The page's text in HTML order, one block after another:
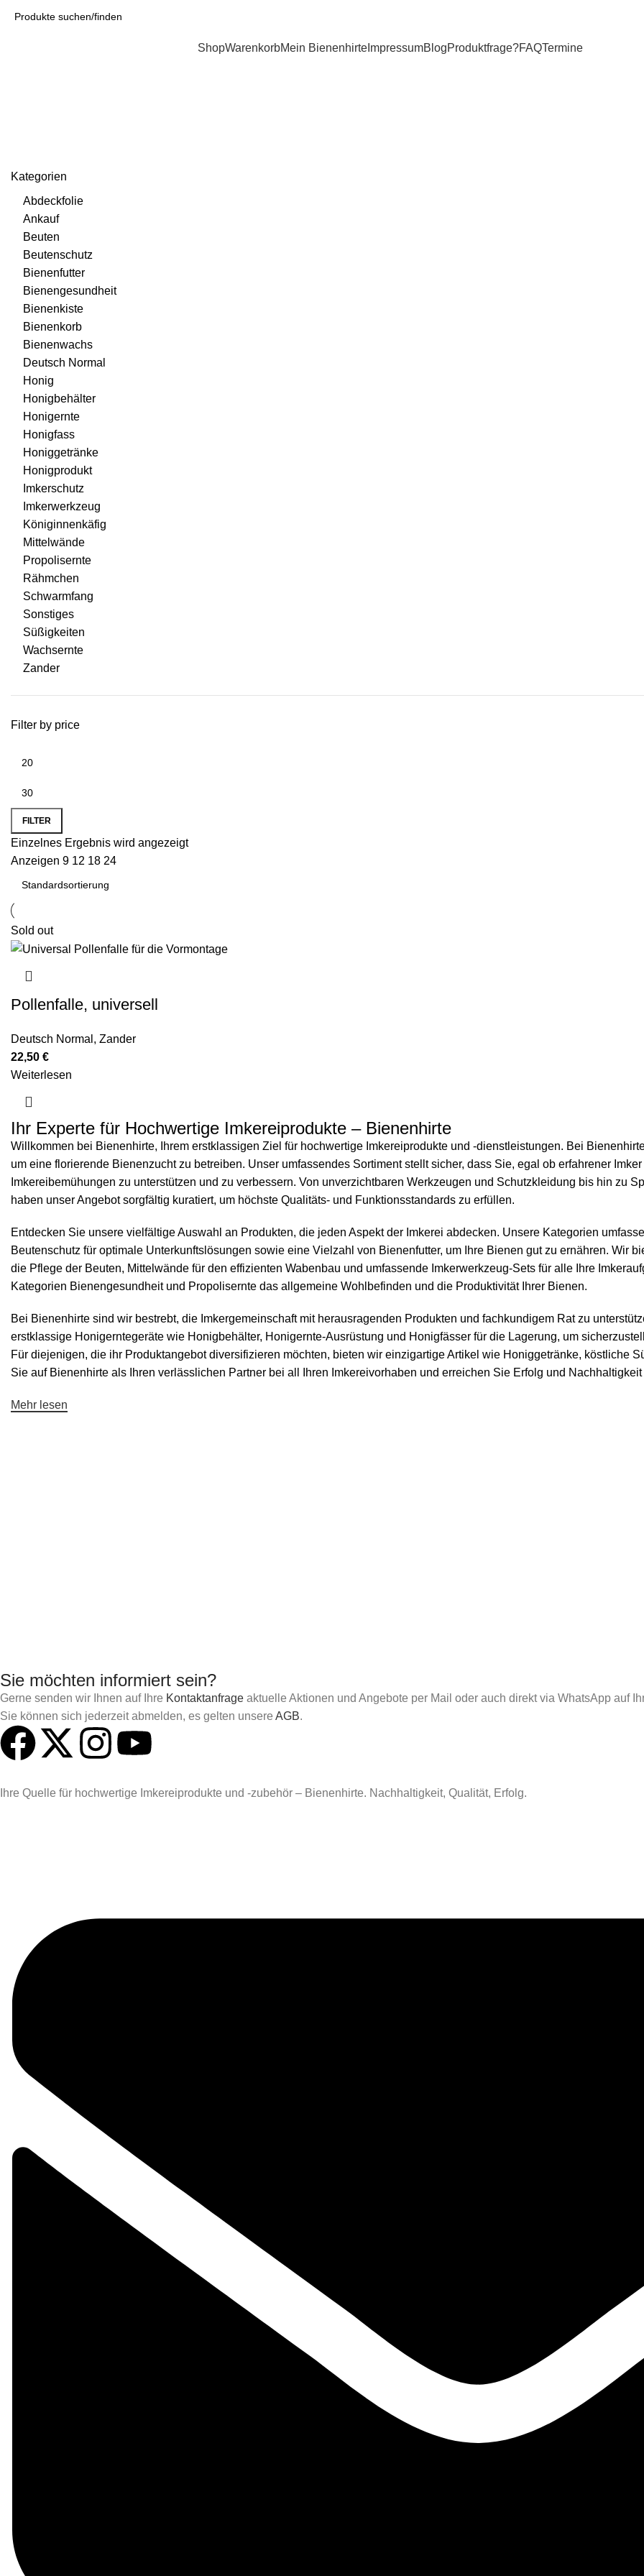
ShopWarenkorbMein Bienenhirte ImpressumBlogProduktfrage?FAQTermine
Kategorien
Abdeckfolie
Ankauf
Beuten
Beutenschutz
Bienenfutter
Bienengesundheit
Bienenkiste
Bienenkorb
Bienenwachs
Deutsch Normal
Honig
Honigbehälter
Honigernte
Honigfass
Honiggetränke
Honigprodukt
Imkerschutz
Imkerwerkzeug
Königinnenkäfig
Mittelwände
Propolisernte
Rähmchen
Schwarmfang
Sonstiges
Süßigkeiten
Wachsernte
Zander
Filter by price
FILTER
Einzelnes Ergebnis wird angezeigt
Anzeigen 9 12 18 24
Sold out
Pollenfalle, universell
Deutsch Normal , Zander
22,50 €
Weiterlesen
Ihr Experte für Hochwertige Imkereiprodukte – Bienenhirte
Willkommen bei Bienenhirte, Ihrem erstklassigen Ziel für hochwertige Imkereiprodukte und -dienstleistungen. Bei
um eine florierende Bienenzucht zu betreiben. Unser umfassendes Sortiment stellt sicher, dass Sie, egal ob erfahrener
Imkereibemühungen zu unterstützen und zu verbessern. Von unverzichtbaren Werkzeugen und Schutzkleidung bis hin zu
haben unser Angebot sorgfältig kuratiert, um höchste Qualitäts- und Funktionsstandards zu erfüllen.
Entdecken Sie unsere vielfältige Auswahl an Produkten, die jeden Aspekt der Imkerei abdecken. Unsere Kategorien
Beutenschutz für optimale Unterkunftslösungen sowie eine Vielzahl von Bienenfutter, um Ihre Bienen gut zu ernähren. Wir
die Pflege der Beuten, Mittelwände für den effizienten Wabenbau und umfassende Imkerwerkzeug-Sets für alle Ihre
Kategorien Bienengesundheitund Propolisernte das allgemeine Wohlbefinden und die Produktivität Ihrer Bienen.
Bei Bienenhirte sind wir bestrebt, die Imkergemeinschaft mit herausragenden Produkten und fachkundigem Rat zu
erstklassige Honigerntegeräte wie Honigbehälter, Honigernte-Ausrüstung und Honigfässer für die Lagerung, um
Für diejenigen, die ihr Produktangebot diversifizieren möchten, bieten wir einzigartige Artikel wie Honiggetränke, köstliche
Sie auf Bienenhirte als Ihren verlässlichen Partner bei all Ihren Imkereivorhaben und erreichen Sie Erfolg und
Mehr lesen
Sie möchten informiert sein?
Gerne senden wir Ihnen auf Ihre Kontaktanfrage aktuelle Aktionen und Angebote per Mail oder auch direkt via WhatsApp auf
Sie können sich jederzeit abmelden, es gelten unsereAGB.
Ihre Quelle für hochwertige Imkereiprodukte und -zubehör – Bienenhirte. Nachhaltigkeit, Qualität, Erfolg.